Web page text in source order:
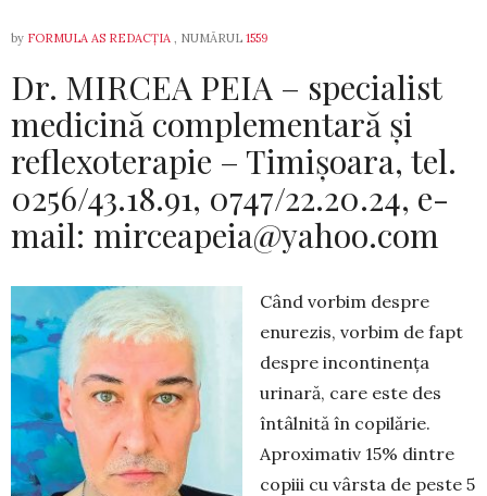
by FORMULA AS REDACȚIA , NUMĂRUL 1559
Dr. MIRCEA PEIA – specialist
medicină complementară și
reflexoterapie – Timișoara, tel.
0256/43.18.91, 0747/22.20.24, e-
mail: mirceapeia@yahoo.com
Când vorbim despre
enurezis, vorbim de fapt
despre incontinența
urinară, care este des
întâlnită în copilărie.
Aproximativ 15% dintre
copiii cu vârsta de peste 5